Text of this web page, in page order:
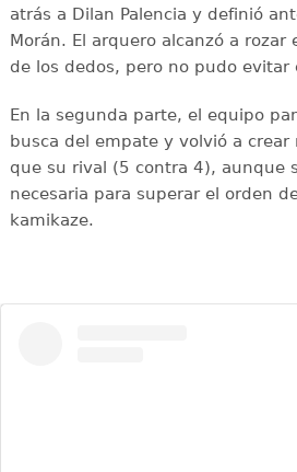
atrás a Dilan Palencia y definió
Morán. El arquero alcanzó a
de los dedos, pero no pudo evitar
En la segunda parte, el equipo
busca del empate y volvió a
que su rival (5 contra 4), aunque
necesaria para superar el orden
kamikaze.